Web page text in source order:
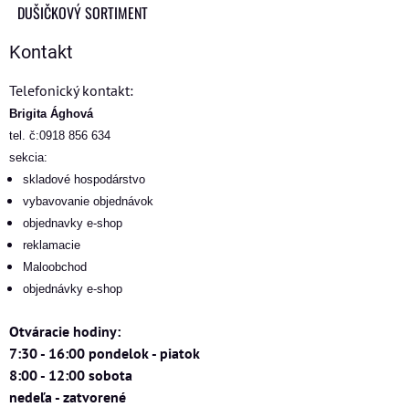
DUŠIČKOVÝ SORTIMENT
Kontakt
Telefonický kontakt:
Brigita Ághová
tel. č:0918 856 634
sekcia:
skladové hospodárstvo
vybavovanie objednávok
objednavky e-shop
reklamacie
Maloobchod
objednávky e-shop
Otváracie hodiny:
7:30 - 16:00 pondelok - piatok
8:00 - 12:00 sobota
nedeľa - zatvorené